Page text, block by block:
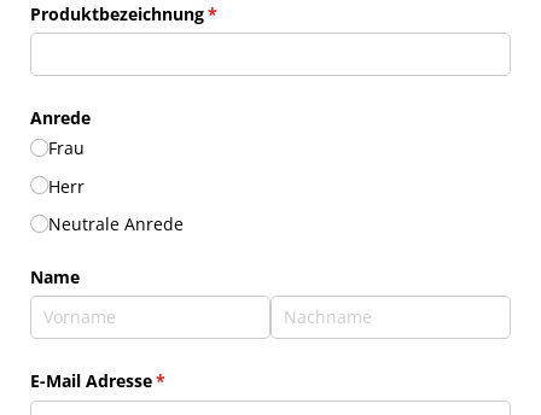
Produktbezeichnung*
(erforderlich)
Anrede
Frau
Herr
Neutrale Anrede
Name
E-Mail Adresse*
(erforderlich)